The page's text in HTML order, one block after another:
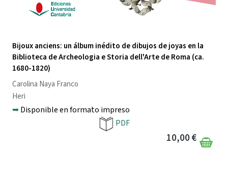
Bijoux anciens: un álbum inédito de dibujos de joyas en la
Biblioteca de Archeologia e Storia dell'Arte de Roma (ca.
1680-1820)
Carolina Naya Franco
Heri
➥Disponible en formato impreso
PDF
10,00 €